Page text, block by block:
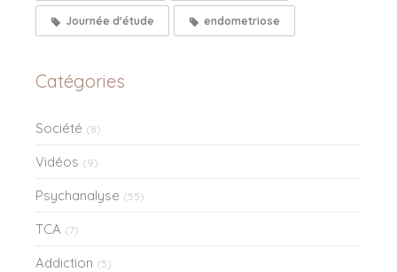
Journée d'étude endometriose
Catégories
Société (8)
Vidéos (9)
Psychanalyse (55)
TCA (7)
Addiction (5)